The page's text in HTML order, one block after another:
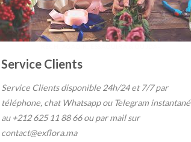
Service Clients
Service Clients disponible 24h/24 et 7/7par
téléphone, chat Whatsapp ou Telegram instantané
au +212 625 11 88 66 ou parmail sur
contact@exflora.ma